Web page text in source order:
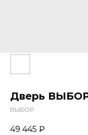
Дверь
ВЫБОР
49 445 ₽